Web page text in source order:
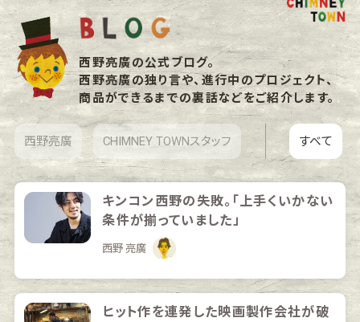
西野亮廣の公式ブログ。
西野亮廣の独り言や、進行中のプロジェクト、
商品ができるまでの裏話などをご紹介します。
西野亮廣 CHIMNEY TOWNスタッフ すべて
キンコン西野の失敗。「上手くいかない
条件が揃っていました」
西野 亮廣
ヒット作を連発した映画製作会社が破